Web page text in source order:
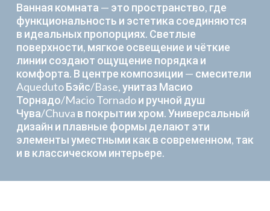
Ванная комната — это пространство, где
функциональность и эстетика соединяются
в идеальных пропорциях. Светлые
поверхности, мягкое освещение и чёткие
линии создают ощущение порядка и
комфорта. В центре композиции — смесители
Aqueduto Бэйс/Base, унитаз Масио
Торнадо/Macio Tornado и ручной душ
Чува/Chuva в покрытии хром. Универсальный
дизайн и плавные формы делают эти
элементы уместными как в современном, так
и в классическом интерьере.